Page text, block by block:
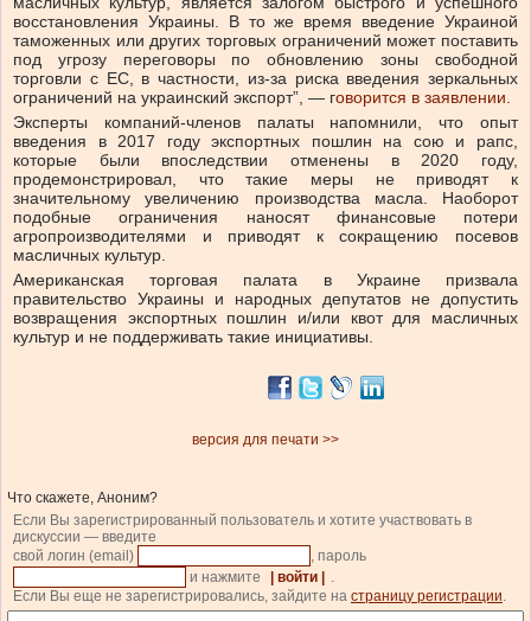
восстановления Украины. В то же время введение Украиной
таможенных или других торговых ограничений может поставить
под угрозу переговоры по обновлению зоны свободной
торговли с ЕС, в частности, из-за риска введения зеркальных
ограничений на украинский экспорт”, — говорится в заявлении.
Эксперты компаний-членов палаты напомнили, что опыт
введения в 2017 году экспортных пошлин на сою и рапс,
которые были впоследствии отменены в 2020 году,
продемонстрировал, что такие меры не приводят к
значительному увеличению производства масла. Наоборот
подобные ограничения наносят финансовые потери
агропроизводителями и приводят к сокращению посевов
масличных культур.
Американская торговая палата в Украине призвала
правительство Украины и народных депутатов не допустить
возвращения экспортных пошлин и/или квот для масличных
культур и не поддерживать такие инициативы.
версия для печати >>
Что скажете, Аноним?
Если Вы зарегистрированный пользователь и хотите участвовать в
дискуссии — введите
свой логин (email)
, пароль
и нажмите
| войти |
.
Если Вы еще не зарегистрировались, зайдите на страницу регистрации.